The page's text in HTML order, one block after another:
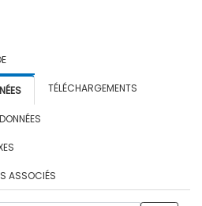
TÉLÉCHARGEMENTS
ASSOCIÉS